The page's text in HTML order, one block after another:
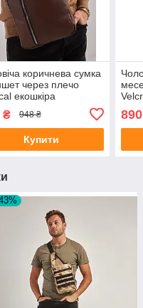
коричнева сумка
через плечо
екошкіра
₴ 948 ₴
Купити
890